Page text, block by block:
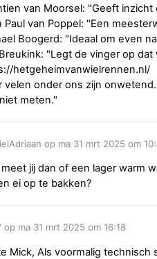
van Moorsel: "Geeft inzicht
Paul van Poppel: "Een
Boogerd: "Ideaal om even
"Legt de vinger op
hetgeheimvanwielrennen.nl/
velen onder ons zijn
meten."
op ma 31 mrt 2025 om
jij dan of een lager warm
ei op te bakken?
op ma 31 mrt 2025 om 16:18
Mick, Als voormalig technisch